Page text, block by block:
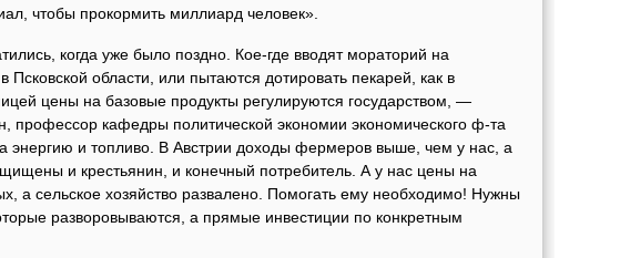
чтобы прокормить миллиард человек».
когда уже было поздно. Кое-где вводят мораторий на
области, или пытаются дотировать пекарей, как в
цены на базовые продукты регулируются государ­ством, —
профессор кафедры политической экономии экономического ф-та
энергию и топливо. В Австрии доходы фермеров выше, чем у нас, а
и крестьянин, и конечный потребитель. А у нас цены на
а сельское хозяйство развалено. Помогать ему необходимо! Нужны
разворовываются, а прямые инвестиции по конкретным